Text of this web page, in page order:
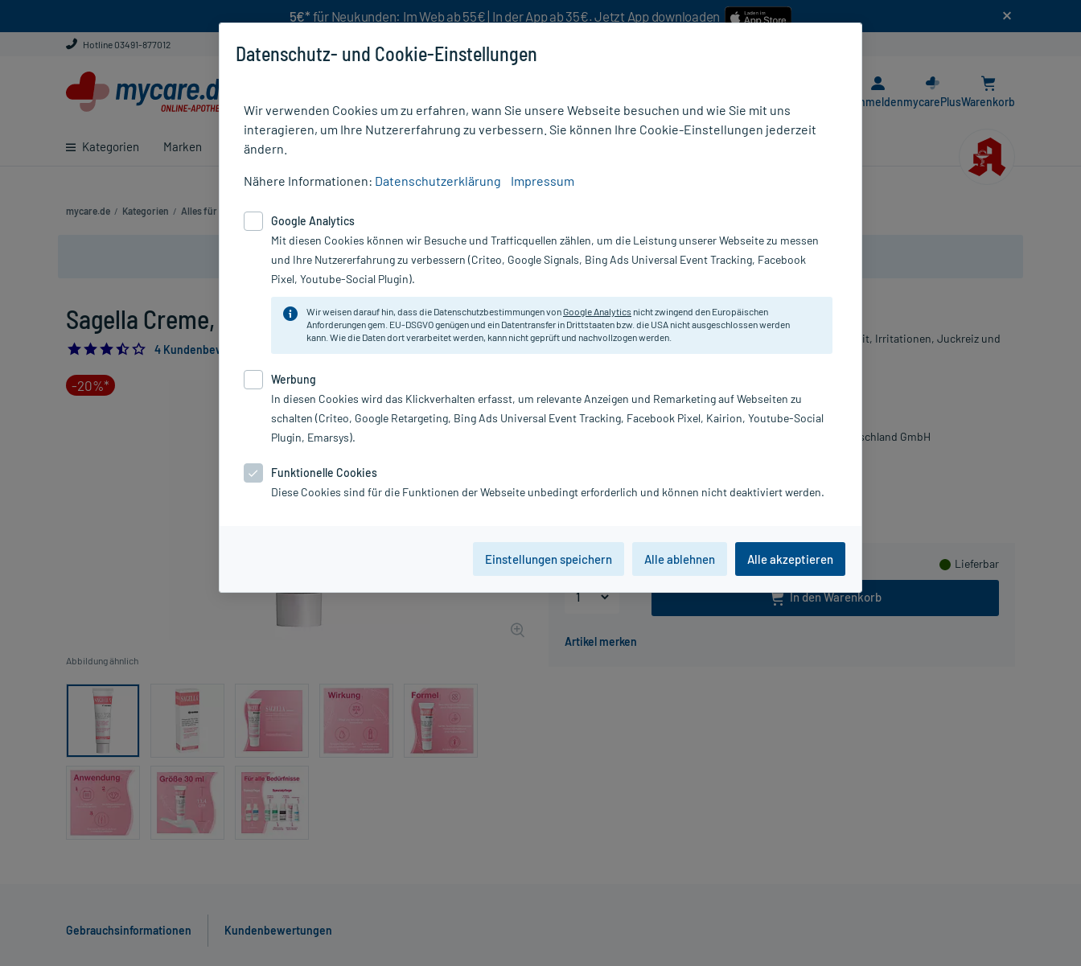
5€* für Neukunden: Im Web ab 55€ | In der App ab 35€. Jetzt App downloaden
Hotline 03491-877012
Kategorien Marken Ratgeber
AnmeldenmycarePlusWarenkorb
mycare.de / Kategorien / Alles für die Frau /
Nur für kurze Zeit:Gratis-Versand* ab 19€ Mindestbestellwert!
Sagella Creme, 30 ml
3.5
4 Kundenbewertungen*
-20%*
Abbildung ähnlich
Lieferbar
In den Warenkorb
Sagella
Feuchtigkeitscreme für die Intimpflege - bei Scheidentrockenheit, Irritationen, Juckreiz und
Brennen.
Inhalt:
30 ml
PZN:
05994301
Cooper Consumer Health Deutschland GmbH
Gebrauchsinformationen Kundenbewertungen
Datenschutz- und Cookie-Einstellungen
Wir verwenden Cookies um zu erfahren, wann Sie unsere Webseite besuchen und wie Sie mit uns
interagieren, um Ihre Nutzererfahrung zu verbessern. Sie können Ihre Cookie-Einstellungen jederzeit
ändern.
Nähere Informationen: Datenschutzerklärung Impressum
Google Analytics
Mit diesen Cookies können wir Besuche und Trafficquellen zählen, um die Leistung unserer Webseite zu messen
und Ihre Nutzererfahrung zu verbessern (Criteo, Google Signals, Bing Ads Universal Event Tracking, Facebook
Pixel, Youtube-Social Plugin).
Wir weisen darauf hin, dass die Datenschutzbestimmungen vonGoogle Analytics nicht zwingend den Europäischen
Anforderungen gem. EU-DSGVO genügen und ein Datentransfer in Drittstaaten bzw. die USA nicht ausgeschlossen werden
kann. Wie die Daten dort verarbeitet werden, kann nicht geprüft und nachvollzogen werden.
Werbung
In diesen Cookies wird das Klickverhalten erfasst, um relevante Anzeigen und Remarketing auf Webseiten zu
schalten (Criteo, Google Retargeting, Bing Ads Universal Event Tracking, Facebook Pixel, Kairion, Youtube-Social
Plugin, Emarsys).
Funktionelle Cookies
Diese Cookies sind für die Funktionen der Webseite unbedingt erforderlich und können nicht deaktiviert werden.
Einstellungen speichern Alle ablehnen Alle akzeptieren